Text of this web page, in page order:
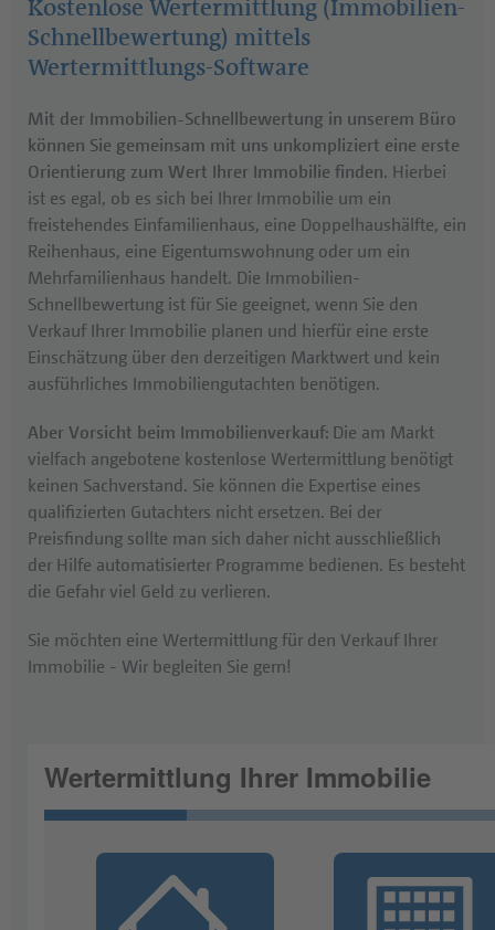
Kostenlose Wertermittlung (Immobilien-
Schnellbewertung) mittels
Wertermittlungs-Software
Mit der Immobilien-Schnellbewertung in unserem Büro
können Sie gemeinsam mit uns unkompliziert eine erste
Orientierung zum Wert Ihrer Immobilie finden. Hierbei
ist es egal, ob es sich bei Ihrer Immobilie um ein
freistehendes Einfamilienhaus, eine Doppelhaushälfte, ein
Reihenhaus, eine Eigentumswohnung oder um ein
Mehrfamilienhaus handelt. Die Immobilien-
Schnellbewertung ist für Sie geeignet, wenn Sie den
Verkauf Ihrer Immobilie planen und hierfür eine erste
Einschätzung über den derzeitigen Marktwert und kein
ausführliches Immobiliengutachten benötigen.
Aber Vorsicht beim Immobilienverkauf: Die am Markt
vielfach angebotene kostenlose Wertermittlung benötigt
keinen Sachverstand. Sie können die Expertise eines
qualifizierten Gutachters nicht ersetzen. Bei der
Preisfindung sollte man sich daher nicht ausschließlich
der Hilfe automatisierter Programme bedienen. Es besteht
die Gefahr viel Geld zu verlieren.
Sie möchten eine Wertermittlung für den Verkauf Ihrer
Immobilie - Wir begleiten Sie gern!